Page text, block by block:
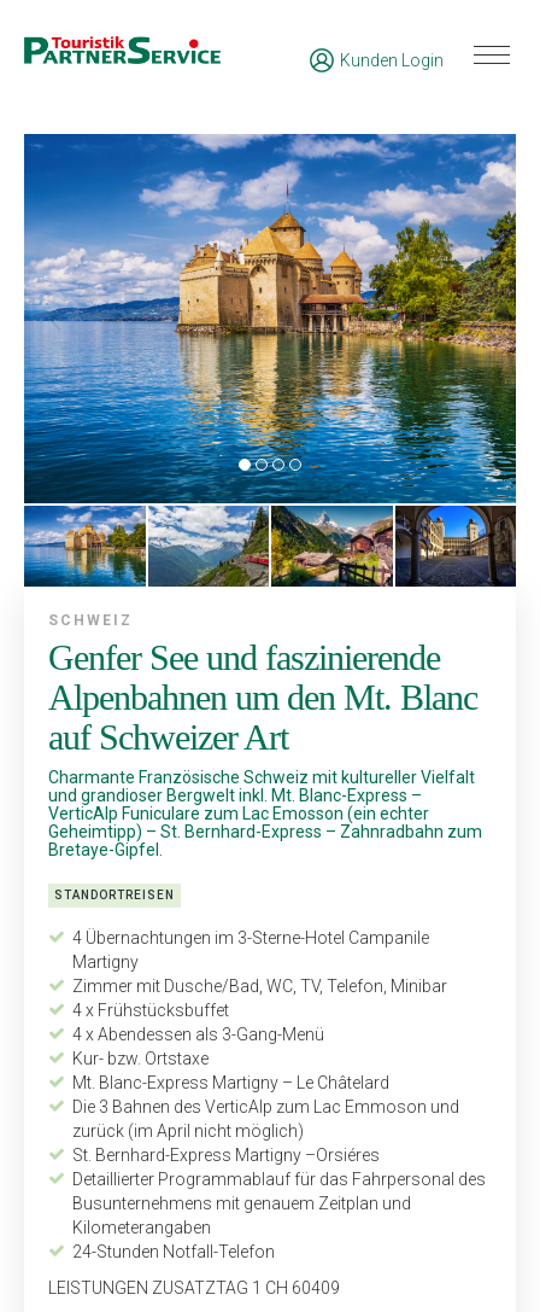
Kunden Login
SCHWEIZ
Genfer See und faszinierende
Alpenbahnen um den Mt. Blanc
auf Schweizer Art
Charmante Französische Schweiz mit kultureller Vielfalt
und grandioser Bergwelt inkl. Mt. Blanc-Express –
VerticAlp Funiculare zum Lac Emosson (ein echter
Geheimtipp) – St. Bernhard-Express – Zahnradbahn zum
Bretaye-Gipfel.
STANDORTREISEN
4 Übernachtungen im 3-Sterne-Hotel Campanile
Martigny
Zimmer mit Dusche/Bad, WC, TV, Telefon, Minibar
4 x Frühstücksbuffet
4 x Abendessen als 3-Gang-Menü
Kur- bzw. Ortstaxe
Mt. Blanc-Express Martigny – Le Châtelard
Die 3 Bahnen des VerticAlp zum Lac Emmoson und
zurück (im April nicht möglich)
St. Bernhard-Express Martigny –Orsiéres
Detaillierter Programmablauf für das Fahrpersonal des
Bus­unternehmens mit genauem Zeitplan und
Kilometerangaben
24-Stunden Notfall-Telefon
LEISTUNGEN ZUSATZTAG 1 CH 60409